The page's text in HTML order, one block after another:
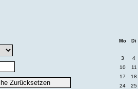
Mo Di
3
4
10
11
17
18
24
25